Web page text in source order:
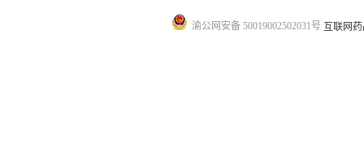
渝公网安备 50019002502031号 互联网